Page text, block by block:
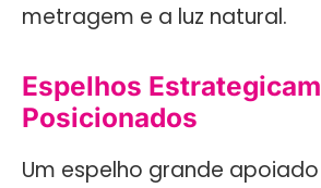
metragem e a luz natural.
Espelhos
Posicionados
Um espelho grande